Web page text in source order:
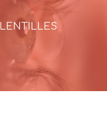
LENTILLES